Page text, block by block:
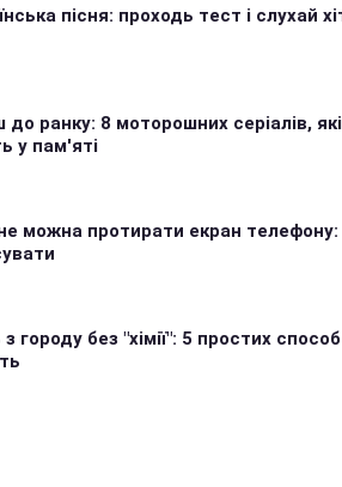
пісня: проходь тест і слухай
ранку: 8 моторошних серіалів, які
у пам'яті
можна протирати екран
городу без "хімії": 5 простих